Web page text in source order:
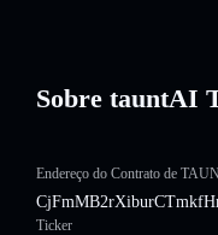
Sobre tauntAI
Endereço do Contrato de
Ticker